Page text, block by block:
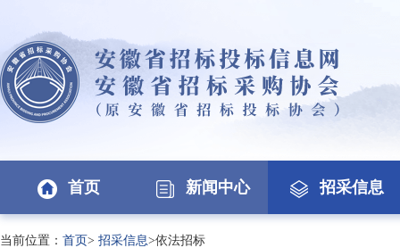
首页 新闻中心 招采信息
当前位置： 首页> 招采信息>依法招标